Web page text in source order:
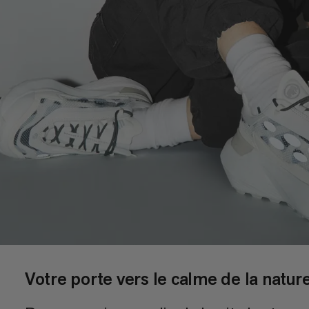
Votre porte vers le calme de la